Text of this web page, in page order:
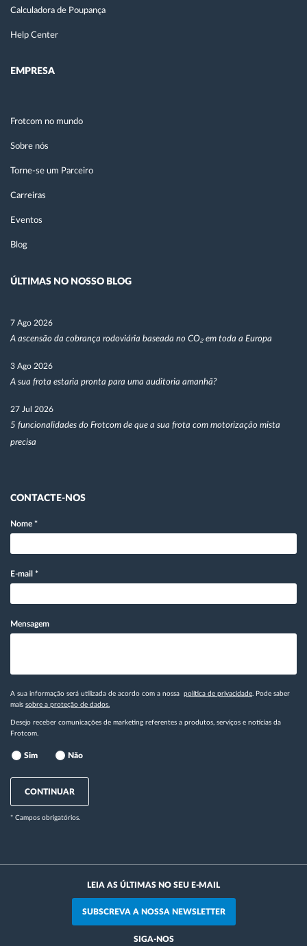
Calculadora de Poupança
Help Center
EMPRESA
Frotcom no mundo
Sobre nós
Torne-se um Parceiro
Carreiras
Eventos
Blog
ÚLTIMAS NO NOSSO BLOG
7 Ago 2026
A ascensão da cobrança rodoviária baseada no CO₂ em toda a Europa
3 Ago 2026
A sua frota estaria pronta para uma auditoria amanhã?
27 Jul 2026
5 funcionalidades do Frotcom de que a sua frota com motorização mista
precisa
CONTACTE-NOS
Nome *
E-mail *
Mensagem
A sua informação será utilizada de acordo com a nossa política de privacidade. Pode saber
mais sobre a proteção de dados.
Desejo receber comunicações de marketing referentes a produtos, serviços e notícias da
Frotcom.
Sim Não
CONTINUAR
* Campos obrigatórios.
LEIA AS ÚLTIMAS NO SEU E-MAIL
SUBSCREVA A NOSSA NEWSLETTER
SIGA-NOS